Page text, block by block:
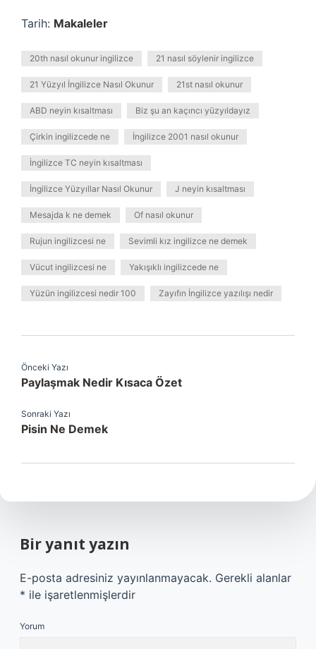
Tarih: Makaleler
20th nasıl okunur ingilizce 21 nasıl söylenir ingilizce
21 Yüzyıl İngilizce Nasıl Okunur 21st nasıl okunur
ABD neyin kısaltması Biz şu an kaçıncı yüzyıldayız
Çirkin ingilizcede ne İngilizce 2001 nasıl okunur
İngilizce TC neyin kısaltması
İngilizce Yüzyıllar Nasıl Okunur J neyin kısaltması
Mesajda k ne demek Of nasıl okunur
Rujun ingilizcesi ne Sevimli kız ingilizce ne demek
Vücut ingilizcesi ne Yakışıklı ingilizcede ne
Yüzün ingilizcesi nedir 100 Zayıfın İngilizce yazılışı nedir
Önceki Yazı
Paylaşmak Nedir Kısaca Özet
Sonraki Yazı
Pisin Ne Demek
Bir yanıt yazın
E-posta adresiniz yayınlanmayacak. Gerekli alanlar
* ile işaretlenmişlerdir
Yorum